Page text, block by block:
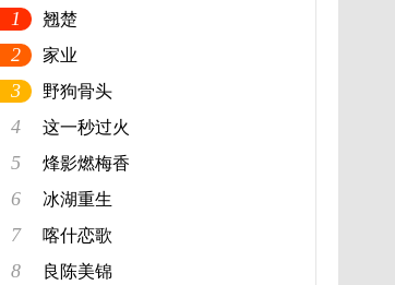
1 翘楚
2 家业
3 野狗骨头
4 这一秒过火
5 烽影燃梅香
6 冰湖重生
7 喀什恋歌
8 良陈美锦